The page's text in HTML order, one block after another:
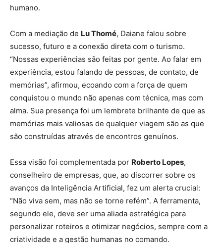
humano.
Com a mediação de Lu Thomé, Daiane falou sobre
sucesso, futuro e a conexão direta com o turismo.
“Nossas experiências são feitas por gente. Ao falar em
experiência, estou falando de pessoas, de contato, de
memórias”, afirmou, ecoando com a força de quem
conquistou o mundo não apenas com técnica, mas com
alma. Sua presença foi um lembrete brilhante de que as
memórias mais valiosas de qualquer viagem são as que
são construídas através de encontros genuínos.
Essa visão foi complementada por Roberto Lopes,
conselheiro de empresas, que, ao discorrer sobre os
avanços da Inteligência Artificial, fez um alerta crucial:
“Não viva sem, mas não se torne refém”. A ferramenta,
segundo ele, deve ser uma aliada estratégica para
personalizar roteiros e otimizar negócios, sempre com a
criatividade e a gestão humanas no comando.